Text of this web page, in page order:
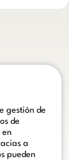
gestión de
de
en
a
pueden
a div block.